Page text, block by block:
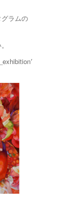
ラムの